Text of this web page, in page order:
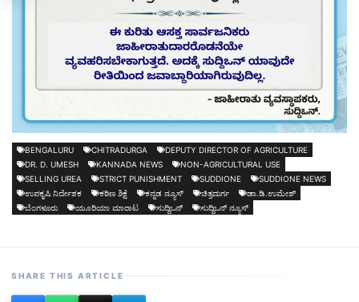
BENGALURU CHITRADURGA
DEPUTY DIRECTOR OF AGRICULTURE
DR. D. UMESH
KANNADA NEWS
NON-AGRICULTURAL USE
SELLING UREA
STRICT PUNISHMENT SUDDIONE
SUDDIONE NEWS
ಉಪಕೃಷಿ ನಿರ್ದೇಶಕ
ಕಠಿಣ ಶಿಕ್ಷೆ ಕನ್ನಡ ನ್ಯೂಸ್ ಚಿತ್ರದುರ್ಗ
ಡಾ.ಡಿ.ಉಮೇಶ್
ಬೆಂಗಳೂರು
ಯೂರಿಯಾ ಮಾರಾಟ ಸುದ್ದಿಒನ್ ಸುದ್ದಿಒನ್ ನ್ಯೂಸ್
SHARE THIS ARTICLE